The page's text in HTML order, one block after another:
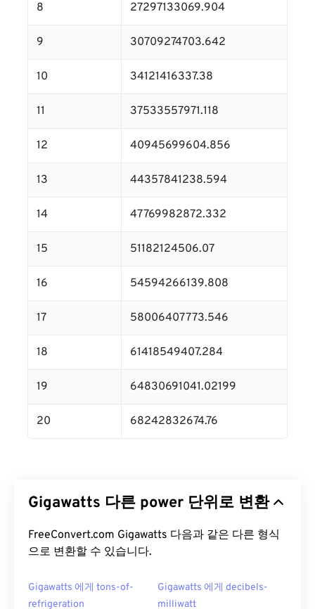
8 27297133069.904
9 30709274703.642
10 34121416337.38
11 37533557971.118
12 40945699604.856
13 44357841238.594
14 47769982872.332
15 51182124506.07
16 54594266139.808
17 58006407773.546
18 61418549407.284
19 64830691041.02199
20 68242832674.76
Gigawatts 다른 power 단위로 변환
FreeConvert.com Gigawatts 다음과 같은 다른 형식
으로 변환할 수 있습니다.
Gigawatts 에게 tons-of-
refrigeration
Gigawatts 에게 decibels-
milliwatt